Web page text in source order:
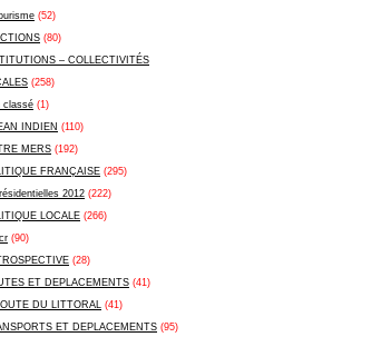
(52)
(80)
– COLLECTIVITÉS
(258)
classé (1)
INDIEN (110)
MERS (192)
FRANÇAISE (295)
2012 (222)
LOCALE (266)
(90)
(28)
ET DEPLACEMENTS (41)
DU LITTORAL (41)
ET DEPLACEMENTS (95)